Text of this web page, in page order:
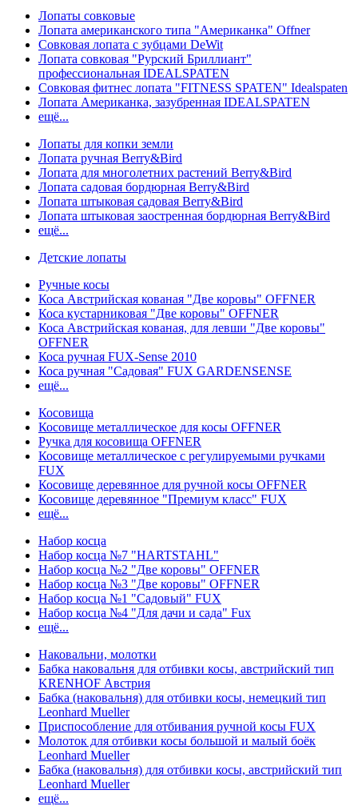
Лопаты совковые
Лопата американского типа "Американка" Offner
Совковая лопата с зубцами DeWit
Лопата совковая "Рурский Бриллиант"
профессиональная IDEALSPATEN
Совковая фитнес лопата "FITNESS SPATEN" Idealspaten
Лопата Американка, зазубренная IDEALSPATEN
ещё...
Лопаты для копки земли
Лопата ручная Berry&Bird
Лопата для многолетних растений Berry&Bird
Лопата садовая бордюрная Berry&Bird
Лопата штыковая садовая Berry&Bird
Лопата штыковая заостренная бордюрная Berry&Bird
ещё...
Детские лопаты
Ручные косы
Коса Австрийская кованая "Две коровы" OFFNER
Коса кустарниковая "Две коровы" OFFNER
Коса Австрийская кованая, для левши "Две коровы"
OFFNER
Коса ручная FUX-Sense 2010
Коса ручная "Садовая" FUX GARDENSENSE
ещё...
Косовища
Косовище металлическое для косы OFFNER
Ручка для косовища OFFNER
Косовище металлическое с регулируемыми ручками
FUX
Косовище деревянное для ручной косы OFFNER
Косовище деревянное "Премиум класс" FUX
ещё...
Набор косца
Набор косца №7 "HARTSTAHL"
Набор косца №2 "Две коровы" OFFNER
Набор косца №3 "Две коровы" OFFNER
Набор косца №1 "Садовый" FUX
Набор косца №4 "Для дачи и сада" Fux
ещё...
Наковальни, молотки
Бабка наковальня для отбивки косы, австрийский тип
KRENHOF Австрия
Бабка (наковальня) для отбивки косы, немецкий тип
Leonhard Mueller
Приспособление для отбивания ручной косы FUX
Молоток для отбивки косы большой и малый боёк
Leonhard Mueller
Бабка (наковальня) для отбивки косы, австрийский тип
Leonhard Mueller
ещё...